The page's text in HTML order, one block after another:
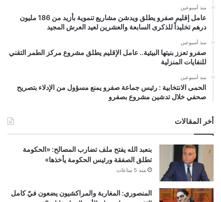
منذ أسبوعين
عامل إقليم صفرو يطلق ويدشن مشاريع تنموية بأزيد من 186 مليون
درهم تخليداً للذكرى السابعة والعشرين لعيد العرش المجيد
منذ أسبوعين
صفرو تعزز بنيتها البيئية.. عامل الإقليم يطلق مشروع مركز الطمر التقني
للنفايات المنزلية
منذ أسبوعين
الحمى الانتخابية : رئيس جماعة صفرو يمنع مسؤول من الإدلاء بتصريح
صحفي خلال تدشين مشروع بصفرو
أخر المقالات
بنعبد الله يفتح ملف تضارب المصالح: «الحكومة
تطلق الصفقة ورئيس الحكومة يأخذها»
منذ 5 ساعات
المنصوري: المغاربة والمراكشيون يضعون فيّ كامل